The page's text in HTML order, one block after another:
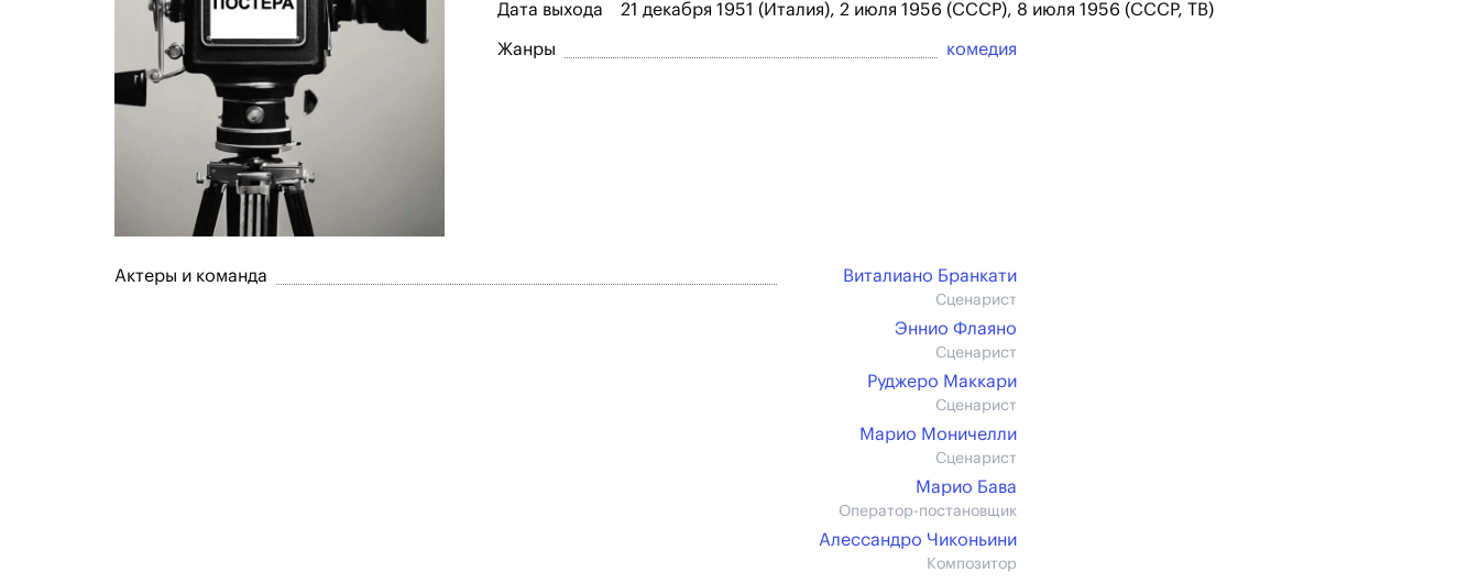
Дата выхода 21 декабря 1951 (Италия), 2 июля 1956 (СССР), 8 июля 1956 (СССР, ТВ)
Жанры комедия
Актеры и команда Виталиано Бранкати
Сценарист
Эннио Флаяно
Сценарист
Руджеро Маккари
Сценарист
Марио Моничелли
Сценарист
Марио Бава
Оператор-постановщик
Алессандро Чиконьини
Композитор